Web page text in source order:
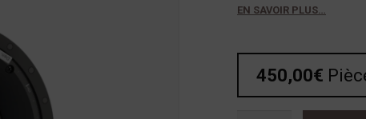
EN SAVOIR PLUS…
450,00€